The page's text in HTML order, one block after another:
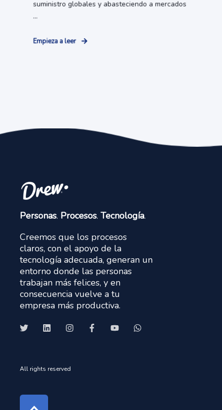
suministro globales y abasteciendo a mercados
...
Empieza a leer
Personas. Procesos. Tecnología.
Creemos que los procesos
claros, con el apoyo de la
tecnología adecuada, generan un
entorno donde las personas
trabajan más felices, y en
consecuencia vuelve a tu
empresa más productiva.
All rights reserved